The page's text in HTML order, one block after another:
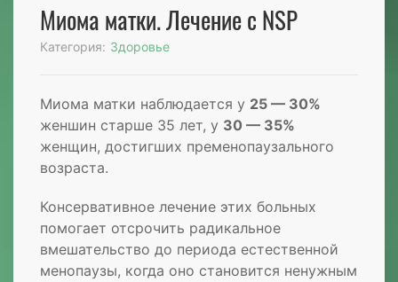
Миома матки. Лечение c NSP
Категория: Здоровье
Миома матки наблюдается у 25 — 30%
женшин старше 35 лет, у 30 — 35%
женщин, достигших пременопаузального
возраста.
Консервативное лечение этих больных
помогает отсрочить радикальное
вмешательство до периода естественной
менопаузы, когда оно становится ненужным